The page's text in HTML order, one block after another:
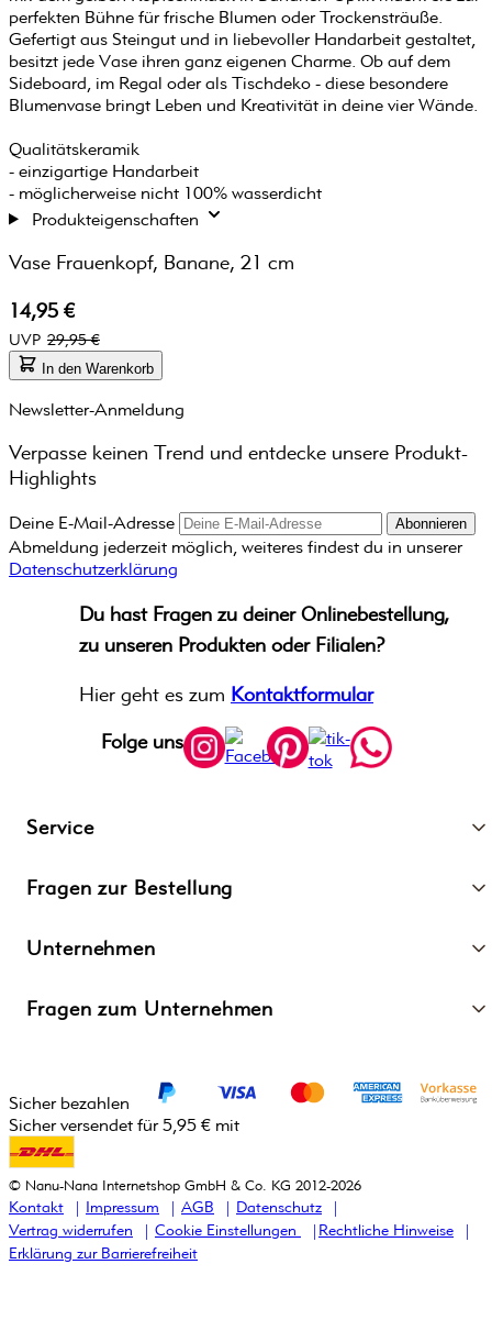
perfekten Bühne für frische Blumen oder Trockensträuße.
Gefertigt aus Steingut und in liebevoller Handarbeit gestaltet,
besitzt jede Vase ihren ganz eigenen Charme. Ob auf dem
Sideboard, im Regal oder als Tischdeko - diese besondere
Blumenvase bringt Leben und Kreativität in deine vier Wände.
Qualitätskeramik
- einzigartige Handarbeit
- möglicherweise nicht 100% wasserdicht
Produkteigenschaften
Vase Frauenkopf, Banane, 21 cm
14,95 €
UVP 29,95 €
In den Warenkorb
Newsletter-Anmeldung
Verpasse keinen Trend und entdecke unsere Produkt-
Highlights
Deine E-Mail-Adresse Abonnieren
Abmeldung jederzeit möglich, weiteres findest du in unserer
Datenschutzerklärung
Du hast Fragen zu deiner Onlinebestellung,
zu unseren Produkten oder Filialen?
Hier geht es zum Kontaktformular
Folge uns
Service
Fragen zur Bestellung
Unternehmen
Fragen zum Unternehmen
Sicher bezahlen
Sicher versendet für 5,95 € mit
© Nanu-Nana Internetshop GmbH & Co. KG 2012-2026
Kontakt Impressum AGB
Datenschutz
Vertrag widerrufen
Cookie Einstellungen
Rechtliche Hinweise
Erklärung zur Barrierefreiheit